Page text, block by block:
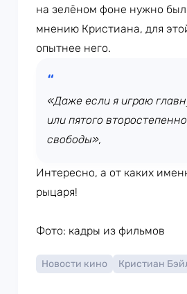
на зелёном фоне нужно
мнению Кристиана, для
опытнее него.
«Даже если я играю
или пятого
свободы»,
Интересно, а от каких
рыцаря!
Фото: кадры из фильмов
Новости кино Кристиан